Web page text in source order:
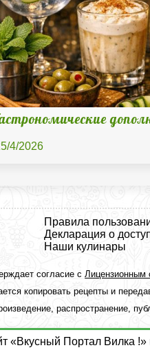
4/2026
Правила
Декларация о
Наши кулинары
согласие с
копировать рецепты и
распространение,
«Вкусный Портал Вилка